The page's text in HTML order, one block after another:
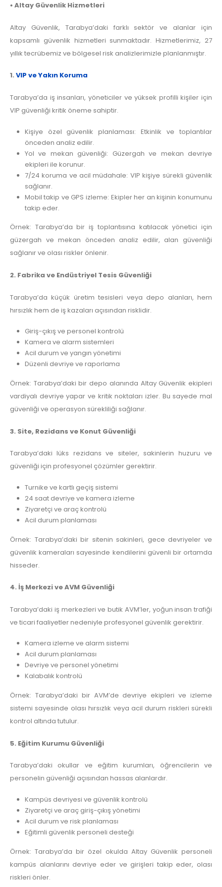
• Altay Güvenlik Hizmetleri
Altay Güvenlik, Tarabya’daki farklı sektör ve alanlar için
kapsamlı güvenlik hizmetleri sunmaktadır. Hizmetlerimiz, 27
yıllık tecrübemiz ve bölgesel risk analizlerimizle planlanmıştır.
1. VIP ve Yakın Koruma
Tarabya’da iş insanları, yöneticiler ve yüksek profilli kişiler için
VIP güvenliği kritik öneme sahiptir.
Kişiye özel güvenlik planlaması: Etkinlik ve toplantılar
önceden analiz edilir.
Yol ve mekan güvenliği: Güzergah ve mekan devriye
ekipleri ile korunur.
7/24 koruma ve acil müdahale: VIP kişiye sürekli güvenlik
sağlanır.
Mobil takip ve GPS izleme: Ekipler her an kişinin konumunu
takip eder.
Örnek: Tarabya’da bir iş toplantısına katılacak yönetici için
güzergah ve mekan önceden analiz edilir, alan güvenliği
sağlanır ve olası riskler önlenir.
2. Fabrika ve Endüstriyel Tesis Güvenliği
Tarabya’da küçük üretim tesisleri veya depo alanları, hem
hırsızlık hem de iş kazaları açısından risklidir.
Giriş-çıkış ve personel kontrolü
Kamera ve alarm sistemleri
Acil durum ve yangın yönetimi
Düzenli devriye ve raporlama
Örnek: Tarabya’daki bir depo alanında Altay Güvenlik ekipleri
vardiyalı devriye yapar ve kritik noktaları izler. Bu sayede mal
güvenliği ve operasyon sürekliliği sağlanır.
3. Site, Rezidans ve Konut Güvenliği
Tarabya’daki lüks rezidans ve siteler, sakinlerin huzuru ve
güvenliği için profesyonel çözümler gerektirir.
Turnike ve kartlı geçiş sistemi
24 saat devriye ve kamera izleme
Ziyaretçi ve araç kontrolü
Acil durum planlaması
Örnek: Tarabya’daki bir sitenin sakinleri, gece devriyeler ve
güvenlik kameraları sayesinde kendilerini güvenli bir ortamda
hisseder.
4. İş Merkezi ve AVM Güvenliği
Tarabya’daki iş merkezleri ve butik AVM’ler, yoğun insan trafiği
ve ticari faaliyetler nedeniyle profesyonel güvenlik gerektirir.
Kamera izleme ve alarm sistemi
Acil durum planlaması
Devriye ve personel yönetimi
Kalabalık kontrolü
Örnek: Tarabya’daki bir AVM’de devriye ekipleri ve izleme
sistemi sayesinde olası hırsızlık veya acil durum riskleri sürekli
kontrol altında tutulur.
5. Eğitim Kurumu Güvenliği
Tarabya’daki okullar ve eğitim kurumları, öğrencilerin ve
personelin güvenliği açısından hassas alanlardır.
Kampüs devriyesi ve güvenlik kontrolü
Ziyaretçi ve araç giriş-çıkış yönetimi
Acil durum ve risk planlaması
Eğitimli güvenlik personeli desteği
Örnek: Tarabya’da bir özel okulda Altay Güvenlik personeli
kampüs alanlarını devriye eder ve girişleri takip eder, olası
riskleri önler.